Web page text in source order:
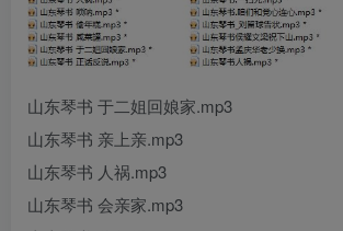
山东琴书 于二姐回娘家.mp3
山东琴书 亲上亲.mp3
山东琴书 人祸.mp3
山东琴书 会亲家.mp3